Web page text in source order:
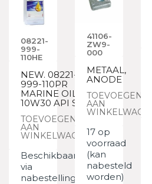
08221-
999-
110HE
NEW. 08221-
999-110PR
MARINE OIL
10W30 API SJ
TOEVOEGEN
AAN
WINKELWAGEN
Beschikbaar
via
nabestelling
41106-
ZW9-
000
METAAL,
ANODE
TOEVOEGEN
AAN
WINKELWAGEN
17 op
voorraad
(kan
nabesteld
worden)